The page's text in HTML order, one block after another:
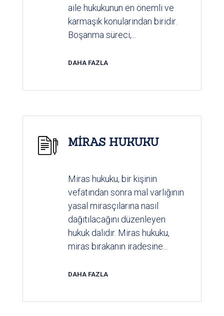
aile hukukunun en önemli ve
karmaşık konularından biridir.
Boşanma süreci,...
DAHA FAZLA
MİRAS HUKUKU
Miras hukuku, bir kişinin
vefatından sonra mal varlığının
yasal mirasçılarına nasıl
dağıtılacağını düzenleyen
hukuk dalıdır. Miras hukuku,
miras bırakanın iradesine...
DAHA FAZLA